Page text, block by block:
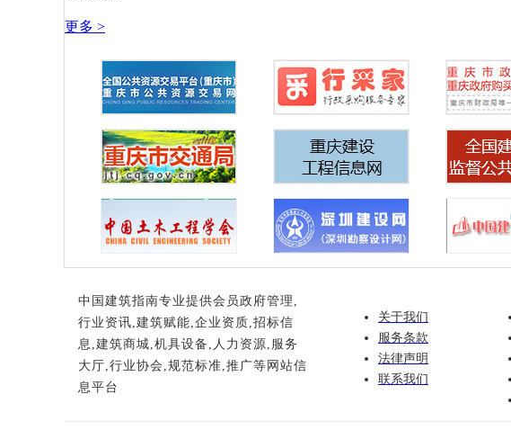
更多 >
中国建筑指南专业提供会员政府管理,
行业资讯,建筑赋能,企业资质,招标信
息,建筑商城,机具设备,人力资源,服务
大厅,行业协会,规范标准,推广等网站信
息平台
关于我们
服务条款
法律声明
联系我们